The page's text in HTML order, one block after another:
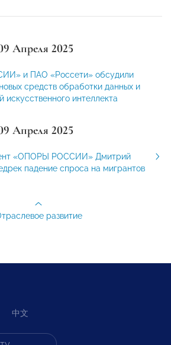
Апреля 2025
и ПАО «Россети» обсудили
средств обработки данных и
искусственного интеллекта
Апреля 2025
«ОПОРЫ РОССИИ» Дмитрий
падение спроса на мигрантов
развитие
中文